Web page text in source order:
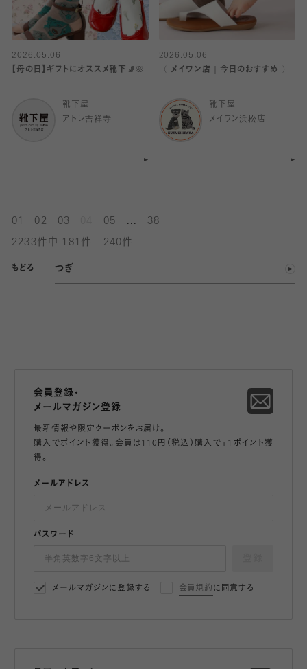
2026.05.06
【母の日】ギフトにオススメ靴下🧦🌸
靴下屋
アトレ吉祥寺
2026.05.06
〈 メイワン店｜今日のおすすめ 〉
靴下屋
メイワン浜松店
01 02 03 05 38
2233件中 181件 - 240件
もどる つぎ
会員登録・
メールマガジン登録
最新情報や限定クーポンをお届け。
購入でポイント獲得。会員は110円（税込）購入で+1ポイント獲
得。
メールアドレス
パスワード
メールマガジンに登録する 会員規約 に同意する